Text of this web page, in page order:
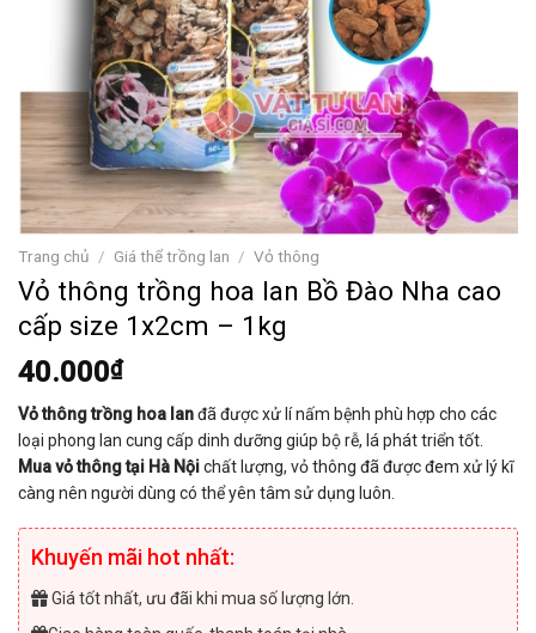
Trang chủ / Giá thể trồng lan / Vỏ thông
Vỏ thông trồng hoa lan Bồ Đào Nha cao
cấp size 1x2cm – 1kg
40.000₫
Vỏ thông trồng hoa lanđã được xử lí nấm bệnh phù hợp cho các
loại phong lan cung cấp dinh dưỡng giúp bộ rễ, lá phát triển tốt.
Mua vỏ thông tại Hà Nộichất lượng, vỏ thông đã được đem xử lý kĩ
càng nên người dùng có thể yên tâm sử dụng luôn.
Khuyến mãi hot nhất:
Giá tốt nhất, ưu đãi khi mua số lượng lớn.